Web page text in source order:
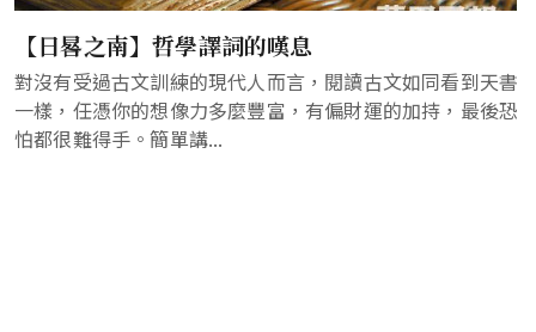
【日晷之南】哲學譯詞的嘆息
對沒有受過古文訓練的現代人而言，閱讀古文如同看到天書
一樣，任憑你的想像力多麼豐富，有偏財運的加持，最後恐
怕都很難得手。簡單講...